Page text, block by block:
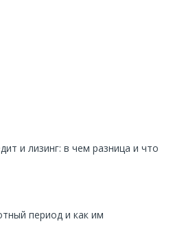
и лизинг: в чем разница и что
период и как им